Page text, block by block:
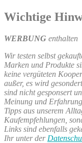
Wichtige
WERBUNG enthalten
Wir testen selbst
Marken und Produkte
keine vergüteten
außer, es wird
sind nicht gesponsert
Meinung und
Tipps aus unserem
Kaufempfehlungen,
Links sind ebenfalls
Ihr unter der